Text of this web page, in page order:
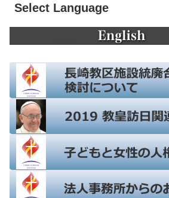
Select Language